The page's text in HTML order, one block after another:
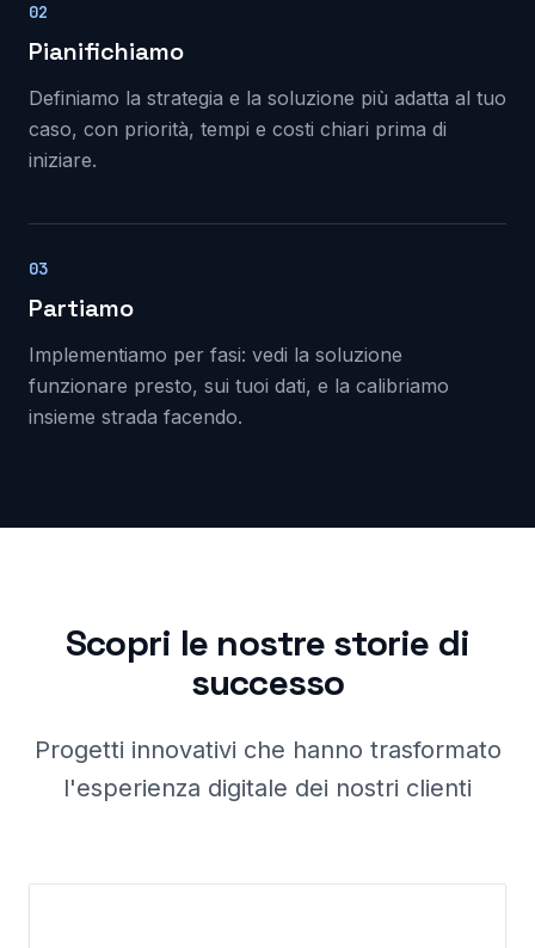
02
Pianifichiamo
Definiamo la strategia e la soluzione più adatta al tuo
caso, con priorità, tempi e costi chiari prima di
iniziare.
03
Partiamo
Implementiamo per fasi: vedi la soluzione
funzionare presto, sui tuoi dati, e la calibriamo
insieme strada facendo.
Scopri le nostre storie di
successo
Progetti innovativi che hanno trasformato
l'esperienza digitale dei nostri clienti